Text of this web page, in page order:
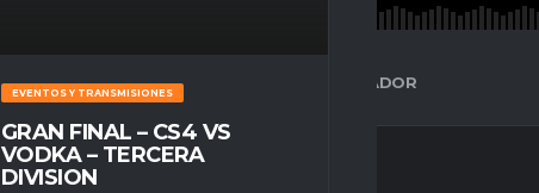
EVENTOS Y TRANSMISIONES
GRAN FINAL – CS4 VS
VODKA – TERCERA
DIVISION
ESTADÍSTICAS DEL JUGADOR